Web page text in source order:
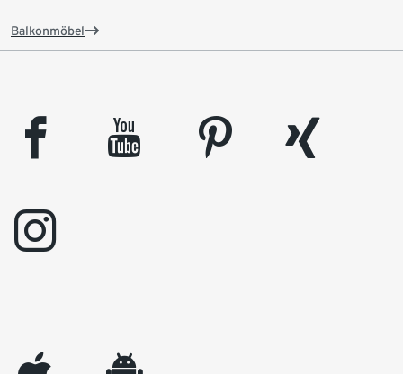
Balkonmöbel
facebook youtube pinterest
xing
instagram